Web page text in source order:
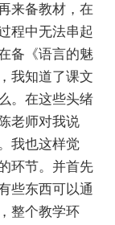
来备教材，在
程中无法串起
备《语言的魅
我知道了课文
。在这些头绪
老师对我说
我也这样觉
环节。并首先
些东西可以通
整个教学环